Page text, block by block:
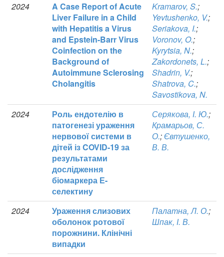
2024
A Case Report of Acute
Liver Failure in a Child
with Hepatitis a Virus
and Epstein-Barr Virus
Coinfection on the
Background of
Autoimmune Sclerosing
Cholangitis
Kramarov, S.;
Yevtushenko, V.;
Seriakova, I.;
Voronov, O.;
Kyrytsia, N.;
Zakordonets, L.;
Shadrin, V.;
Shatrova, C.;
Savostikova, N.
2024
Роль ендотелію в
патогенезі ураження
нервової системи в
дітей із COVID-19 за
результатами
дослідження
біомаркера Е-
селектину
Серякова, І. Ю.;
Крамарьов, С.
О.;Євтушенко,
В. В.
2024
Ураження слизових
оболонок ротової
порожнини. Клінічні
випадки
Палатна, Л. О.;
Шпак, І. В.